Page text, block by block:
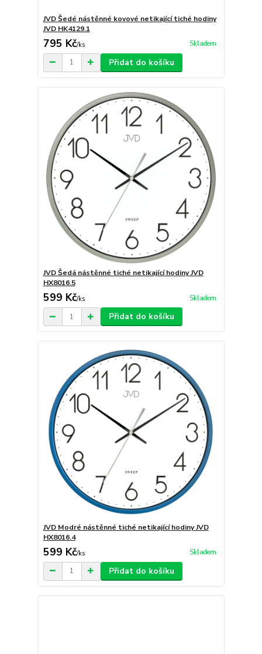
JVD Šedé nástěnné kovové netikající tiché hodiny
JVD HK4129.1
795 Kč/ks Skladem
Přidat do košíku
JVD Šedá nástěnné tiché netikající hodiny JVD
HX8016.5
599 Kč/ks Skladem
Přidat do košíku
JVD Modré nástěnné tiché netikající hodiny JVD
HX8016.4
599 Kč/ks Skladem
Přidat do košíku